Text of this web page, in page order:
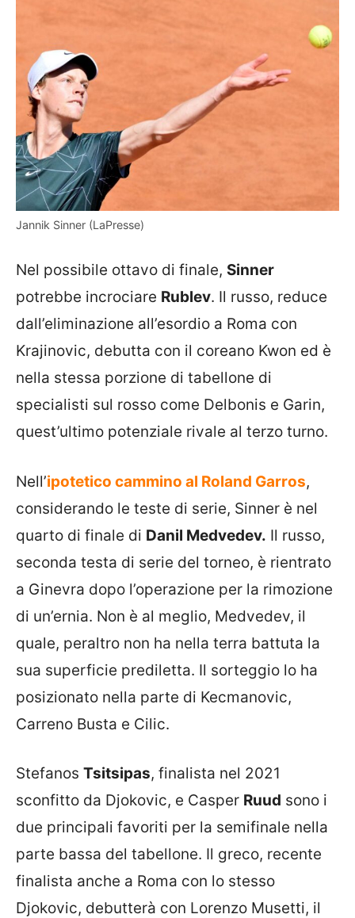
Jannik Sinner (LaPresse)
Nel possibile ottavo di finale, Sinner
potrebbe incrociare Rublev. Il russo, reduce
dall’eliminazione all’esordio a Roma con
Krajinovic, debutta con il coreano Kwon ed è
nella stessa porzione di tabellone di
specialisti sul rosso come Delbonis e Garin,
quest’ultimo potenziale rivale al terzo turno.
Nell’ipotetico cammino al Roland Garros,
considerando le teste di serie, Sinner è nel
quarto di finale di Danil Medvedev. Il russo,
seconda testa di serie del torneo, è rientrato
a Ginevra dopo l’operazione per la rimozione
di un’ernia. Non è al meglio, Medvedev, il
quale, peraltro non ha nella terra battuta la
sua superficie prediletta. Il sorteggio lo ha
posizionato nella parte di Kecmanovic,
Carreno Busta e Cilic.
Stefanos Tsitsipas, finalista nel 2021
sconfitto da Djokovic, e Casper Ruud sono i
due principali favoriti per la semifinale nella
parte bassa del tabellone. Il greco, recente
finalista anche a Roma con lo stesso
Djokovic, debutterà con Lorenzo Musetti, il